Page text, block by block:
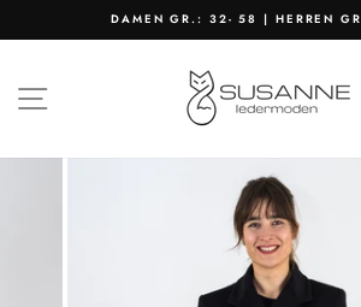
Pause
DAMEN GR.: 32- 58 | HERREN
SEITENNAVIGATION